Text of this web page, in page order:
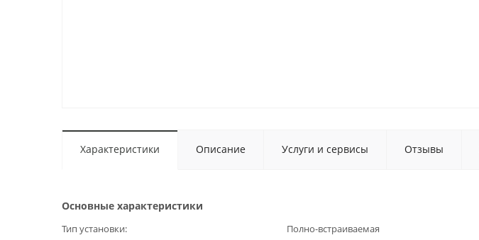
Характеристики Описание Услуги и сервисы Отзывы
Основные характеристики
Тип установки
Полно-встраиваемая